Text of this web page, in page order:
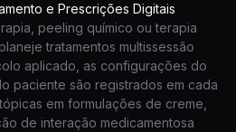
e Prescrições Digitais
peeling químico ou terapia
tratamentos multissessão
aplicado, as configurações do
paciente são registrados em cada
em formulações de creme,
de interação medicamentosa